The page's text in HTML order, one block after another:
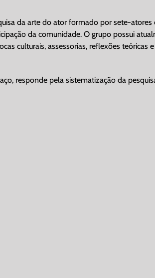
da arte do ator formado por sete-
da comunidade. O grupo possui
culturais, assessorias, reflexões teóricas
responde pela sistematização da